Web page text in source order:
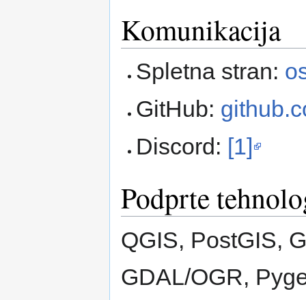
Komunikacija
Spletna stran:
GitHub:
Discord: [1]
Podprte
QGIS, PostGIS,
GDAL/OGR,